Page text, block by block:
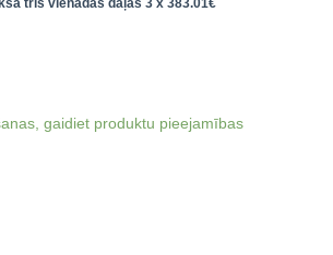
990.14€ieskaitot
1,002.41
gaidiet produktu pieejamības